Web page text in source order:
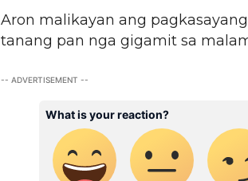
Aron malikayan ang
tanang pan nga gigamit sa
-- ADVERTISEMENT --